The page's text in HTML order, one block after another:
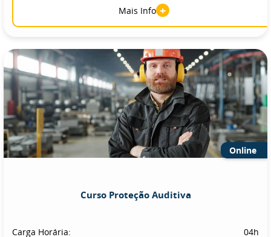
Mais Info +
Online
Curso Proteção Auditiva
Carga Horária:
04h